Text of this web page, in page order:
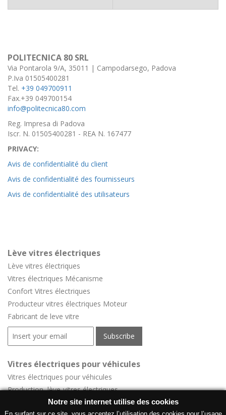
POLITECNICA 80 SRL
Via Pontarola 9/A, 35011 | Campodarsego, Padova
P.Iva 01505400281
Tel. +39 049700911
Fax.+39 049700154
info@politecnica80.com
Reg. Impresa di Padova
Iscr. N. 01505400281 - REA N. 167477
PRIVACY:
Avis de confidentialité du client
Avis de confidentialité des fournisseurs
Avis de confidentialité des utilisateurs
Lève vitres électriques
Lève vitres électriques
Vitres électriques Mécanisme
Confort Vitres électriques
Producteur vitres électriques Moteur
Fabricant de leve vitre
Vitres électriques pour véhicules
Vitres électriques pour véhicules
Production lève-vitres électriques
Lève-vitres électriques pour véhicules
Notre site internet utilise des cookies